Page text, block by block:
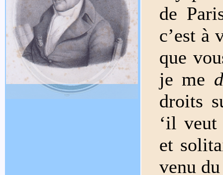
de
c’est à
que
je me
droits
‘il veut
et
venu